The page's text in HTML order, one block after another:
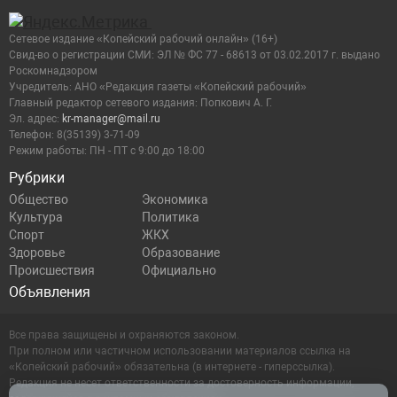
Рубрики
Общество
Экономика
Культура
Политика
Спорт
ЖКХ
Здоровье
Образование
Происшествия
Официально
Объявления
Сетевое издание «Копейский рабочий онлайн» (16+)
Cвид-во о регистрации СМИ: ЭЛ № ФС 77 - 68613 от 03.02.2017 г. выдано
Роскомнадзором
Учредитель: АНО «Редакция газеты «Копейский рабочий»
Главный редактор сетевого издания: Попкович А. Г.
Эл. адрес: kr-manager@mail.ru
Телефон: 8(35139) 3-71-09
Режим работы: ПН - ПТ с 9:00 до 18:00
Все права защищены и охраняются законом.
При полном или частичном использовании материалов ссылка на
«Копейский рабочий» обязательна (в интернете - гиперссылка).
Редакция не несет ответственности за достоверность информации,